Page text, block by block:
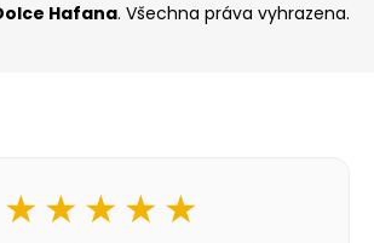
Hafana. Všechna práva vyhrazena.
★★★★★